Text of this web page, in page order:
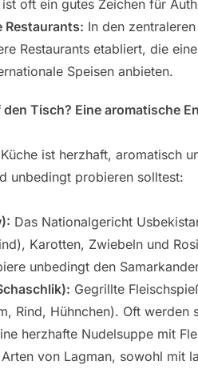
oft ein gutes Zeichen für
Restaurants: In den
Restaurants etabliert, die
Speisen anbieten.
Tisch? Eine aromatische
ist herzhaft, aromatisch
unbedingt probieren solltest:
Das Nationalgericht
Karotten, Zwiebeln und
unbedingt den
Gegrillte
Rind, Hühnchen). Oft werden
herzhafte Nudelsuppe mit
von Lagman, sowohl mit